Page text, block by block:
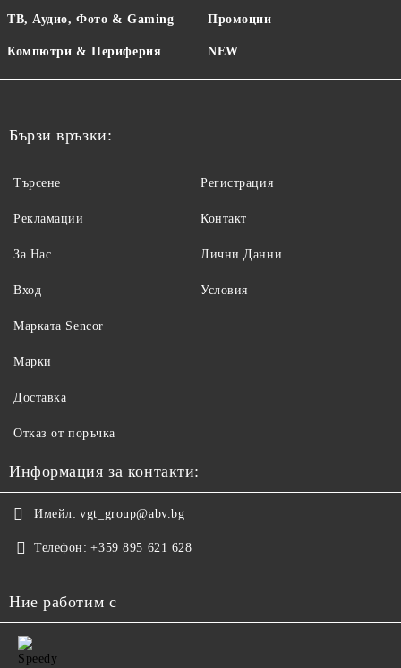
ТВ, Аудио, Фото & Gaming
Компютри & Периферия
Промоции
NEW
Бързи връзки:
Търсене
Рекламации
За Нас
Вход
Регистрация
Контакт
Лични Данни
Условия
Maрката Sencor
Марки
Доставка
Отказ от поръчка
Информация за контакти:
Имейл: vgt_group@abv.bg
Телефон: +359 895 621 628
Ние работим с